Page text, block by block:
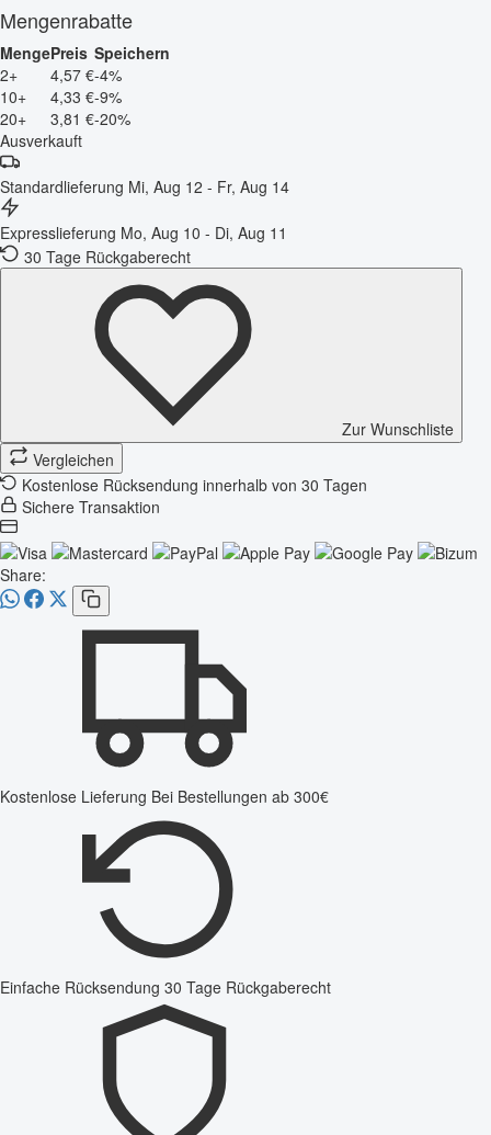
Mengenrabatte
MengePreis Speichern
2+
4,57 €-4%
10+
4,33 €-9%
20+
3,81 €-20%
Ausverkauft
Standardlieferung Mi, Aug 12 - Fr, Aug 14
Expresslieferung Mo, Aug 10 - Di, Aug 11
30 Tage Rückgaberecht
Zur Wunschliste
Vergleichen
Kostenlose Rücksendung innerhalb von 30 Tagen
Sichere Transaktion
Share:
Kostenlose Lieferung Bei Bestellungen ab 300€
Einfache Rücksendung 30 Tage Rückgaberecht